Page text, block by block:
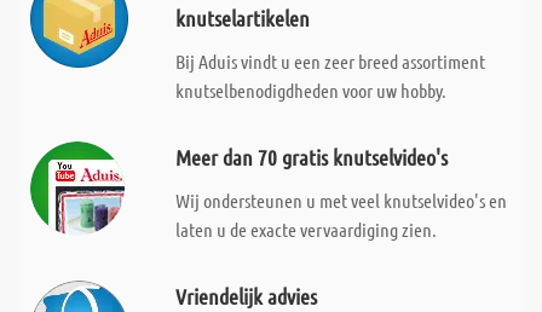
knutselartikelen
Bij Aduis vindt u een zeer breed assortiment
knutselbenodigdheden voor uw hobby.
Meer dan 70 gratis knutselvideo's
Wij ondersteunen u met veel knutselvideo's en
laten u de exacte vervaardiging zien.
Vriendelijk advies